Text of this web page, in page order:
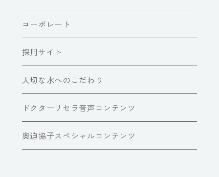
コーポレート
採用サイト
大切な水へのこだわり
ドクターリセラ音声コンテンツ
奥迫協子スペシャルコンテンツ